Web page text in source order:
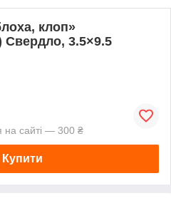
клоп»
Свердло, 3.5×9.5
на сайті — 300 ₴
Купити